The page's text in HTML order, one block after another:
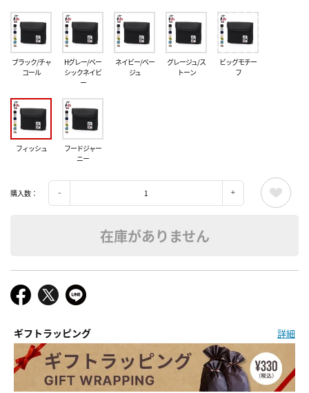
ブラック/チャ
コール
Hグレー/ベー
シックネイビ
ー
ネイビー/ベー
ジュ
グレージュ/ス
トーン
ビッグモチー
フ
フィッシュ
フードジャー
ニー
購入数：
在庫がありません
ギフトラッピング 詳細